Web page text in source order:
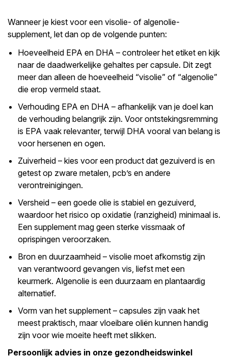
Wanneer je kiest voor een visolie- of algenolie-
supplement, let dan op de volgende punten:
Hoeveelheid EPA en DHA – controleer het etiket en kijk
naar de daadwerkelijke gehaltes per capsule. Dit zegt
meer dan alleen de hoeveelheid “visolie” of “algenolie”
die erop vermeld staat.
Verhouding EPA en DHA – afhankelijk van je doel kan
de verhouding belangrijk zijn. Voor ontstekingsremming
is EPA vaak relevanter, terwijl DHA vooral van belang is
voor hersenen en ogen.
Zuiverheid – kies voor een product dat gezuiverd is en
getest op zware metalen, pcb’s en andere
verontreinigingen.
Versheid – een goede olie is stabiel en gezuiverd,
waardoor het risico op oxidatie (ranzigheid) minimaal is.
Een supplement mag geen sterke vissmaak of
oprispingen veroorzaken.
Bron en duurzaamheid – visolie moet afkomstig zijn
van verantwoord gevangen vis, liefst met een
keurmerk. Algenolie is een duurzaam en plantaardig
alternatief.
Vorm van het supplement – capsules zijn vaak het
meest praktisch, maar vloeibare oliën kunnen handig
zijn voor wie moeite heeft met slikken.
Persoonlijk advies in onze gezondheidswinkel